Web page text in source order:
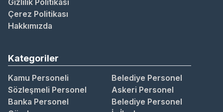
Gizlilik Politikası
Çerez Politikası
Hakkımızda
Kategoriler
Kamu Personeli
Belediye Personel
Sözleşmeli Personel
Askeri Personel
Banka Personel
Belediye Personel